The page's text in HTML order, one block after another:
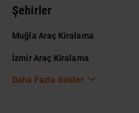
Şehirler
Muğla Araç Kiralama
İzmir Araç Kiralama
Daha Fazla Göster